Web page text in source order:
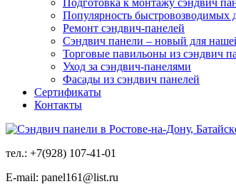
Подготовка к монтажу сэндвич
Популярность быстровозводимых
Ремонт сэндвич-панелей
Сэндвич панели – новый для
Торговые павильоны из сэндвич
Уход за сэндвич-панелями
Фасады из сэндвич панелей
Сертификаты
Контакты
тел.: +7(928) 107-41-01
E-mail: panel161@list.ru